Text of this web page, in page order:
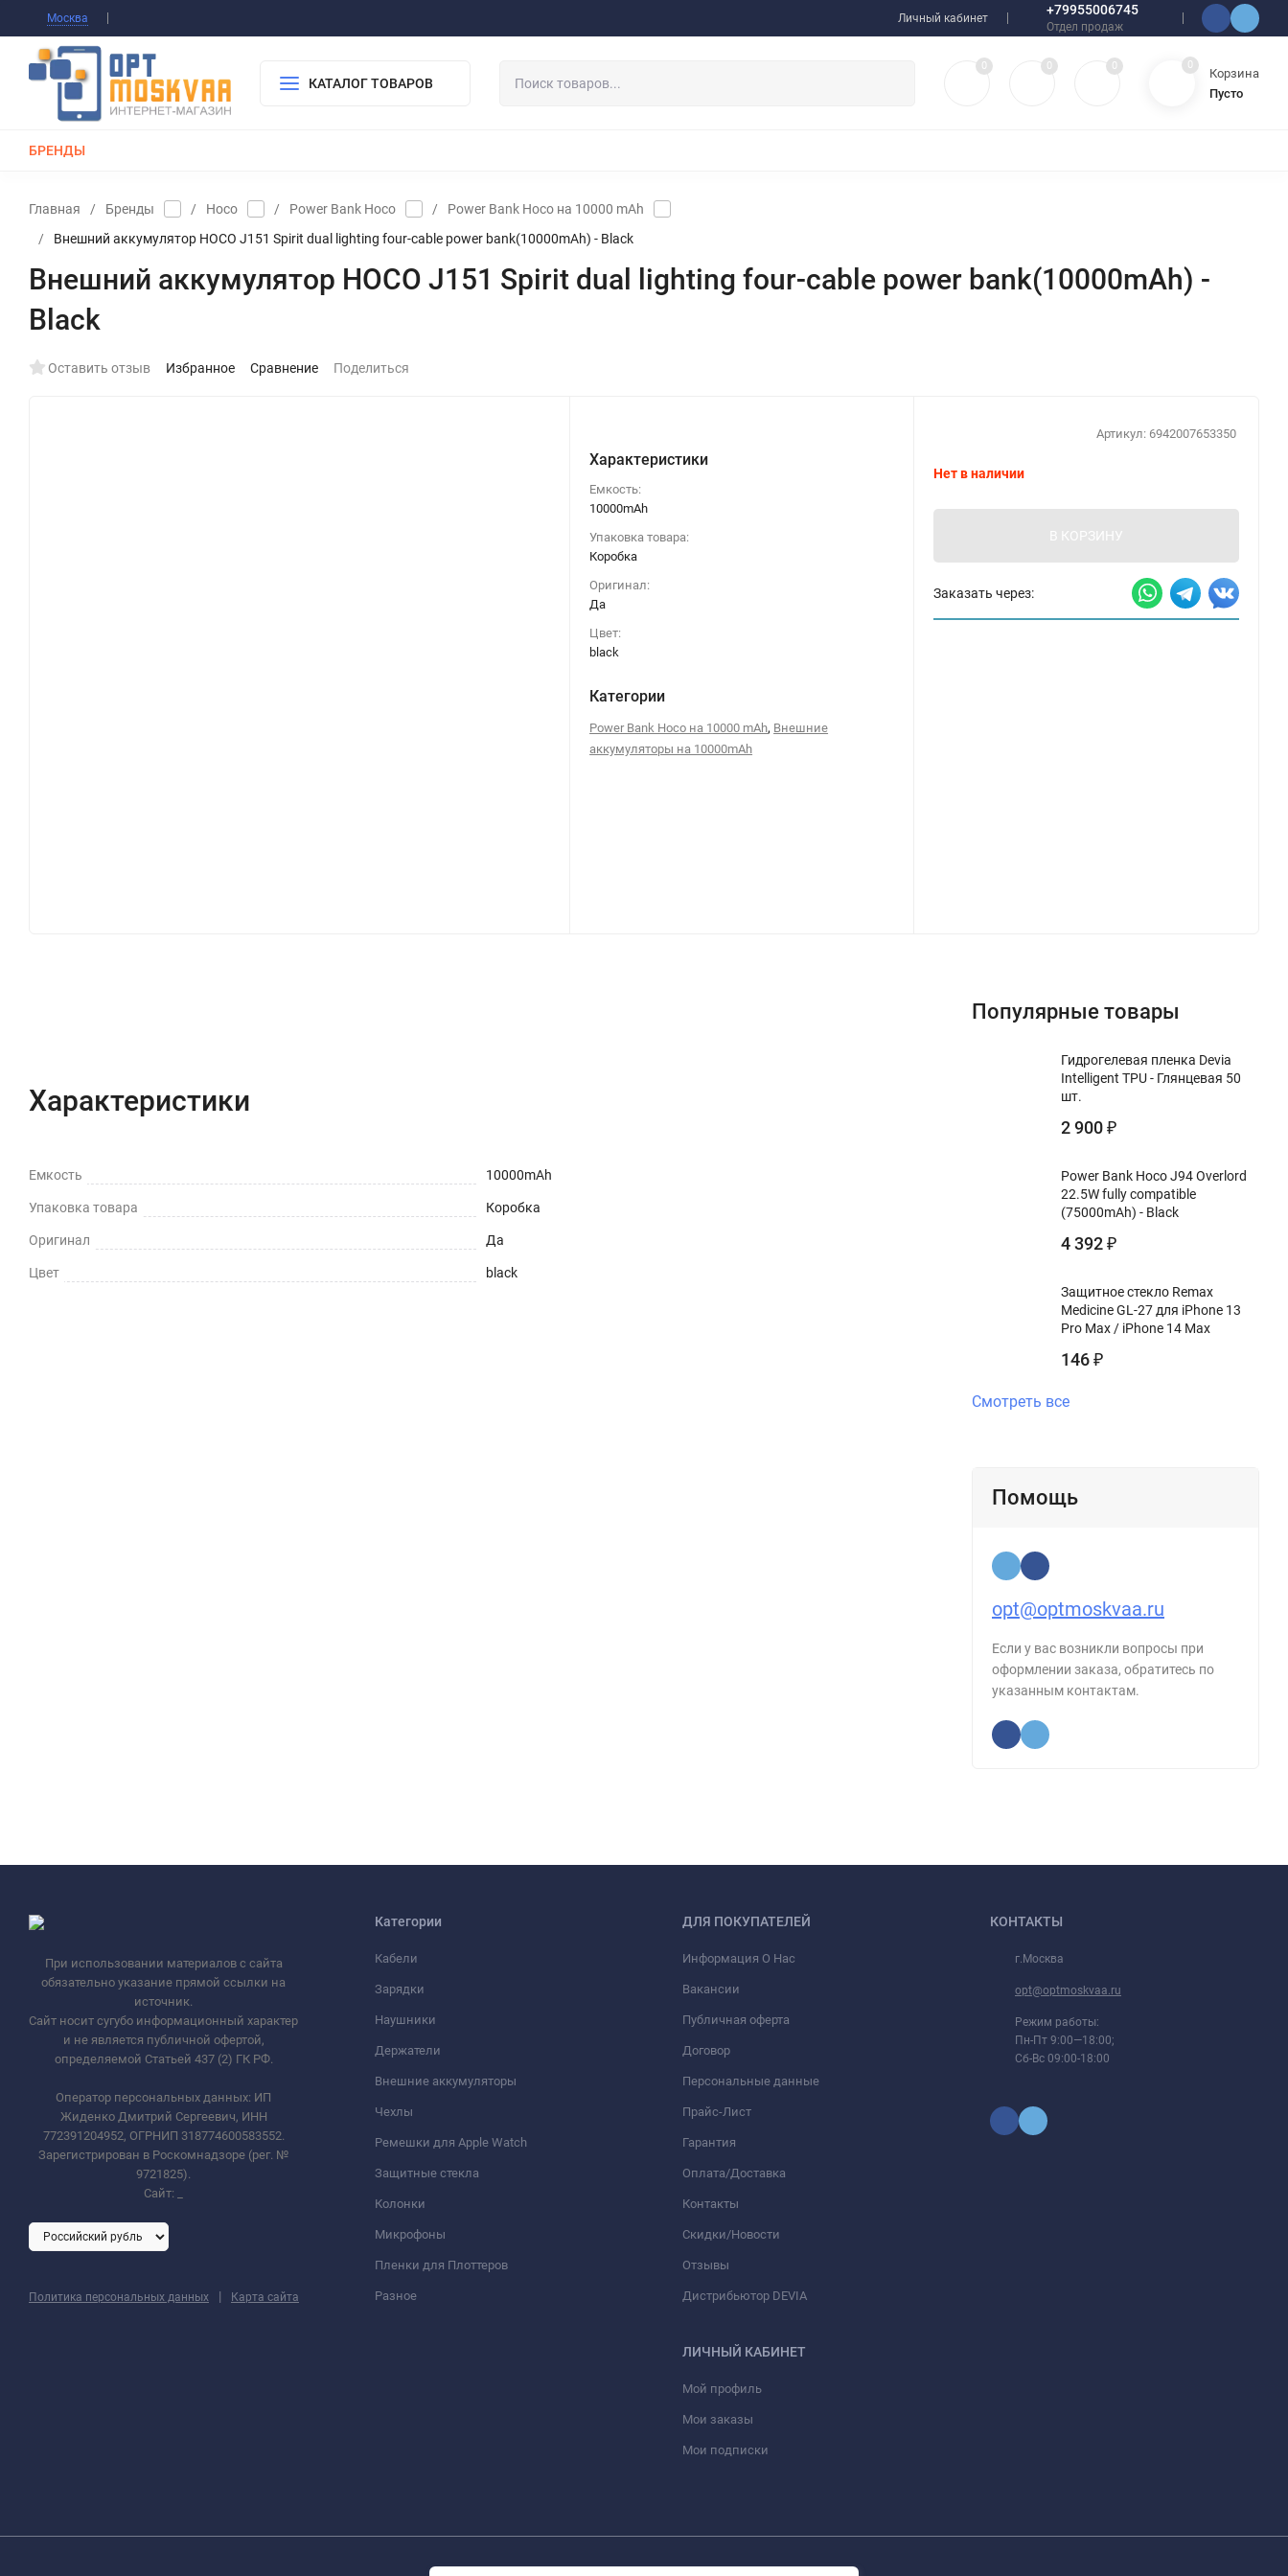
Москва Личный кабинет
+79955006745
Отдел продаж
КАТАЛОГ ТОВАРОВ
0 0 0 0
Корзина
Пусто
БРЕНДЫ
Главная / Бренды / Hoco / Power Bank Hoco /
Power Bank Hoco на 10000 mAh
/
Внешний аккумулятор HOCO J151 Spirit dual lighting four-cable power bank(10000mAh) - Black
Внешний аккумулятор HOCO J151 Spirit dual lighting four-cable power bank(10000mAh) -
Black
Оставить отзыв Избранное Сравнение Поделиться
Характеристики
Емкость:
10000mAh
Упаковка товара:
Коробка
Оригинал:
Да
Цвет:
black
Категории
Power Bank Hoco на 10000 mAh, Внешние
аккумуляторы на 10000mAh
Артикул: 6942007653350
Нет в наличии
В КОРЗИНУ
Заказать через:
Характеристики
Емкость 10000mAh
Упаковка товара Коробка
Оригинал Да
Цвет black
Популярные товары
Гидрогелевая пленка Devia
Intelligent TPU - Глянцевая 50
шт.
2 900 ₽
Power Bank Hoco J94 Overlord
22.5W fully compatible
(75000mAh) - Black
4 392 ₽
Защитное стекло Remax
Medicine GL-27 для iPhone 13
Pro Max / iPhone 14 Max
146 ₽
Смотреть все
Помощь
opt@optmoskvaa.ru
Если у вас возникли вопросы при
оформлении заказа, обратитесь по
указанным контактам.
При использовании материалов с сайта
обязательно указание прямой ссылки на
источник.
Сайт носит сугубо информационный характер
и не является публичной офертой,
определяемой Статьей 437 (2) ГК РФ.
Оператор персональных данных: ИП
Жиденко Дмитрий Сергеевич, ИНН
772391204952, ОГРНИП 318774600583552.
Зарегистрирован в Роскомнадзоре (рег. №
9721825).
Сайт:
Политика персональных данных | Карта сайта
Категории
Кабели
Зарядки
Наушники
Держатели
Внешние аккумуляторы
Чехлы
Ремешки для Apple Watch
Защитные стекла
Колонки
Микрофоны
Пленки для Плоттеров
Разное
ДЛЯ ПОКУПАТЕЛЕЙ
Информация О Нас
Вакансии
Публичная оферта
Договор
Персональные данные
Прайс-Лист
Гарантия
Оплата/Доставка
Контакты
Скидки/Новости
Отзывы
Дистрибьютор DEVIA
ЛИЧНЫЙ КАБИНЕТ
Мой профиль
Мои заказы
Мои подписки
КОНТАКТЫ
г.Москва
opt@optmoskvaa.ru
Режим работы:
Пн-Пт 9:00—18:00;
Сб-Вс 09:00-18:00